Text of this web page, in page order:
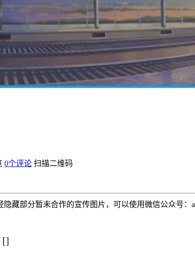
0个评论 扫描二维码
部分暂未合作的宣传图片，可以使用微信公众号：
[]